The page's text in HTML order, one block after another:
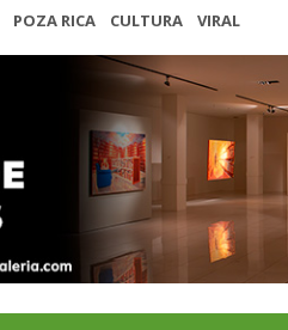
POZA RICA CULTURA VIRAL